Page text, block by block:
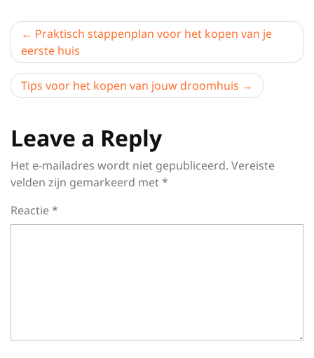
Berichtnavigatie
Praktisch stappenplan voor het kopen van je
eerste huis
Tips voor het kopen van jouw droomhuis
Leave a Reply
Het e-mailadres wordt niet gepubliceerd. Vereiste
velden zijn gemarkeerd met*
Reactie*